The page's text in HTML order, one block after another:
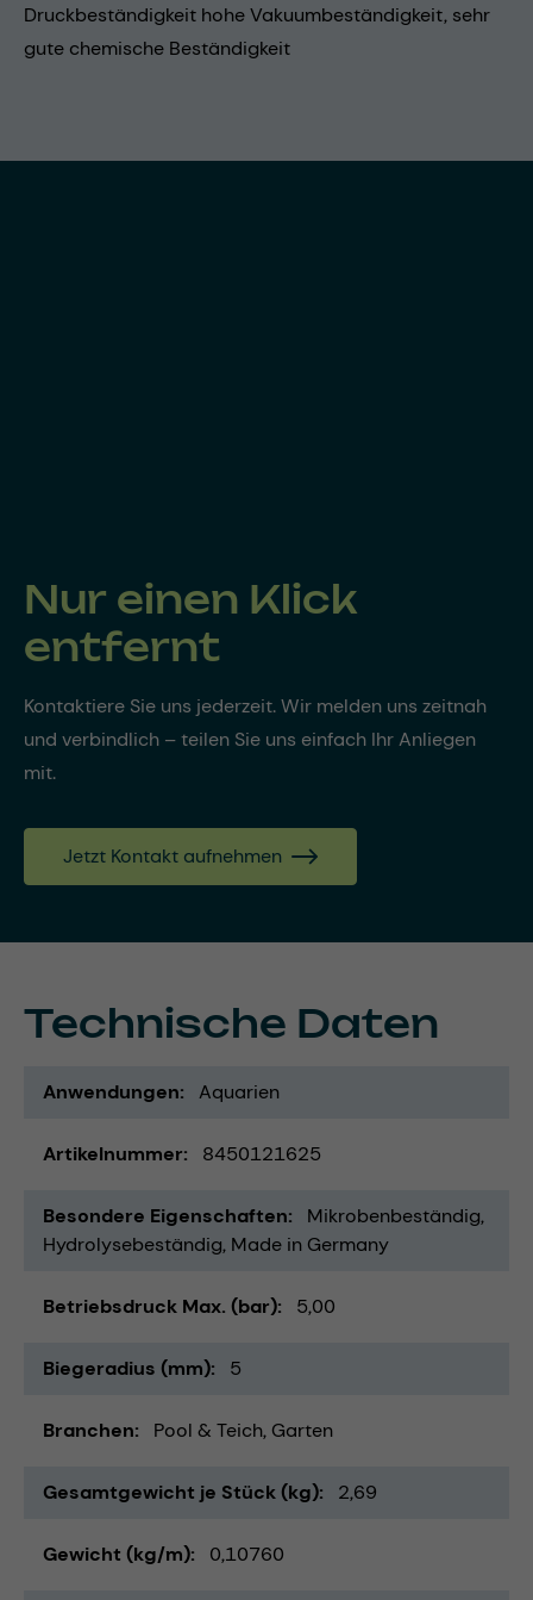
Druckbeständigkeit hohe Vakuumbeständigkeit, sehr
gute chemische Beständigkeit
Nur einen Klick
entfernt
Kontaktiere Sie uns jederzeit. Wir melden uns zeitnah
und verbindlich – teilen Sie uns einfach Ihr Anliegen
mit.
Jetzt Kontakt aufnehmen
Technische Daten
Anwendungen Aquarien
Artikelnummer 8450121625
Besondere Eigenschaften
Mikrobenbeständig
Hydrolysebeständig Made in Germany
Betriebsdruck Max. (bar) 5,00
Biegeradius (mm) 5
Branchen Pool & Teich Garten
Gesamtgewicht je Stück (kg) 2,69
Gewicht (kg/m) 0,10760